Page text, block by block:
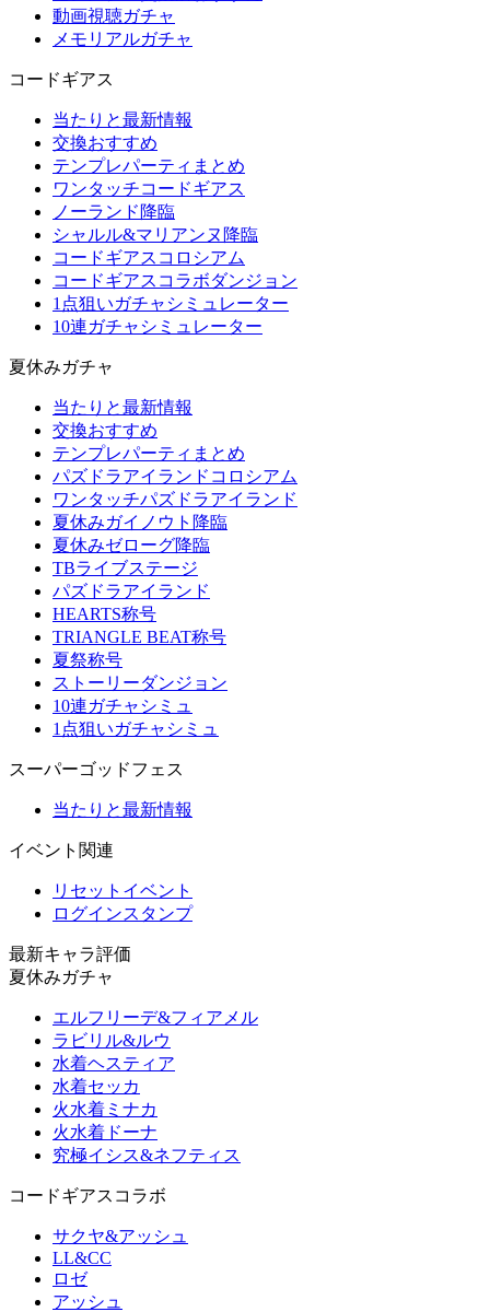
動画視聴ガチャ
メモリアルガチャ
コードギアス
当たりと最新情報
交換おすすめ
テンプレパーティまとめ
ワンタッチコードギアス
ノーランド降臨
シャルル&マリアンヌ降臨
コードギアスコロシアム
コードギアスコラボダンジョン
1点狙いガチャシミュレーター
10連ガチャシミュレーター
夏休みガチャ
当たりと最新情報
交換おすすめ
テンプレパーティまとめ
パズドラアイランドコロシアム
ワンタッチパズドラアイランド
夏休みガイノウト降臨
夏休みゼローグ降臨
TBライブステージ
パズドラアイランド
HEARTS称号
TRIANGLE BEAT称号
夏祭称号
ストーリーダンジョン
10連ガチャシミュ
1点狙いガチャシミュ
スーパーゴッドフェス
当たりと最新情報
イベント関連
リセットイベント
ログインスタンプ
最新キャラ評価
夏休みガチャ
エルフリーデ&フィアメル
ラビリル&ルウ
水着ヘスティア
水着セッカ
火水着ミナカ
火水着ドーナ
究極イシス&ネフティス
コードギアスコラボ
サクヤ&アッシュ
LL&CC
ロゼ
アッシュ